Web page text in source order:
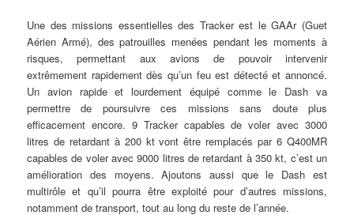
Une des missions essentielles des Tracker est le GAAr (Guet
Aérien Armé), des patrouilles menées pendant les moments à
risques, permettant aux avions de pouvoir intervenir
extrêmement rapidement dès qu’un feu est détecté et annoncé.
Un avion rapide et lourdement équipé comme le Dash va
permettre de poursuivre ces missions sans doute plus
efficacement encore. 9 Tracker capables de voler avec 3000
litres de retardant à 200 kt vont être remplacés par 6 Q400MR
capables de voler avec 9000 litres de retardant à 350 kt, c’est un
amélioration des moyens. Ajoutons aussi que le Dash est
multirôle et qu’il pourra être exploité pour d’autres missions,
notamment de transport, tout au long du reste de l’année.